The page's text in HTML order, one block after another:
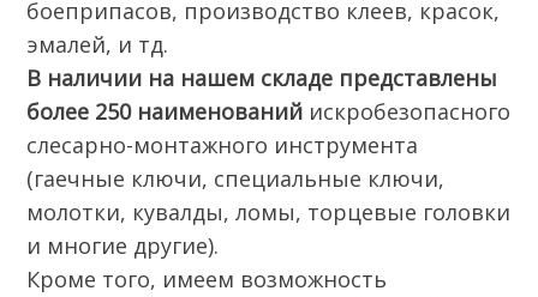
боеприпасов, производство клеев, красок,
эмалей, и тд.
В наличии на нашем складе представлены
более 250 наименований искробезопасного
слесарно-монтажного инструмента
(гаечные ключи, специальные ключи,
молотки, кувалды, ломы, торцевые головки
и многие другие).
Кроме того, имеем возможность